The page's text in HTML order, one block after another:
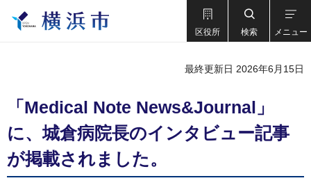
区役所 検索 メニュー
最終更新日 2026年6月15日
「Medical Note News&Journal」
に、城倉病院長のインタビュー記事
が掲載されました。